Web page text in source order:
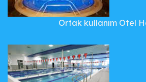
Ortak kullanım Otel